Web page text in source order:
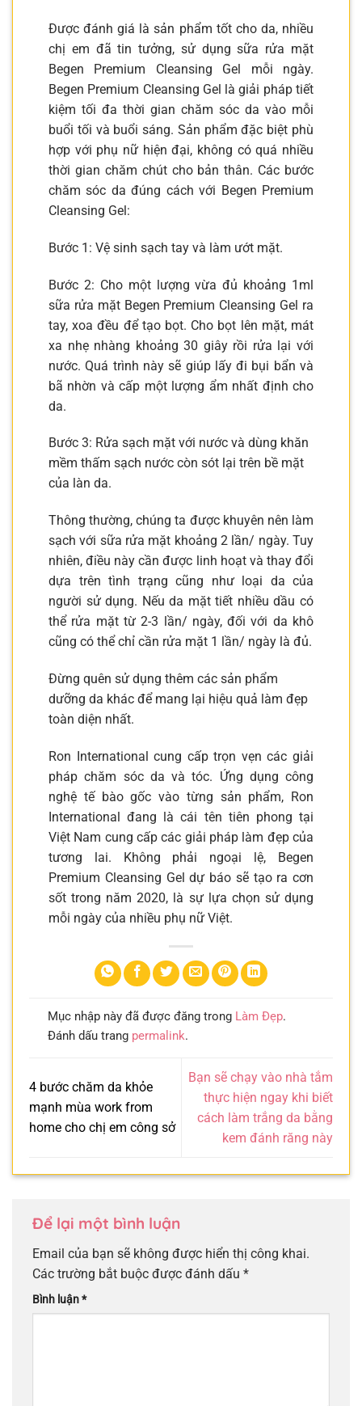
Được đánh giá là sản phẩm tốt cho da, nhiều
chị em đã tin tưởng, sử dụng sữa rửa mặt
Begen Premium Cleansing Gel mỗi ngày.
Begen Premium Cleansing Gel là giải pháp tiết
kiệm tối đa thời gian chăm sóc da vào mỗi
buổi tối và buổi sáng. Sản phẩm đặc biệt phù
hợp với phụ nữ hiện đại, không có quá nhiều
thời gian chăm chút cho bản thân. Các bước
chăm sóc da đúng cách với Begen Premium
Cleansing Gel:
Bước 1: Vệ sinh sạch tay và làm ướt mặt.
Bước 2: Cho một lượng vừa đủ khoảng 1ml
sữa rửa mặt Begen Premium Cleansing Gel ra
tay, xoa đều để tạo bọt. Cho bọt lên mặt, mát
xa nhẹ nhàng khoảng 30 giây rồi rửa lại với
nước. Quá trình này sẽ giúp lấy đi bụi bẩn và
bã nhờn và cấp một lượng ẩm nhất định cho
da.
Bước 3: Rửa sạch mặt với nước và dùng khăn
mềm thấm sạch nước còn sót lại trên bề mặt
của làn da.
Thông thường, chúng ta được khuyên nên làm
sạch với sữa rửa mặt khoảng 2 lần/ ngày. Tuy
nhiên, điều này cần được linh hoạt và thay đổi
dựa trên tình trạng cũng như loại da của
người sử dụng. Nếu da mặt tiết nhiều dầu có
thể rửa mặt từ 2-3 lần/ ngày, đối với da khô
cũng có thể chỉ cần rửa mặt 1 lần/ ngày là đủ.
Đừng quên sử dụng thêm các sản phẩm
dưỡng da khác để mang lại hiệu quả làm đẹp
toàn diện nhất.
Ron International cung cấp trọn vẹn các giải
pháp chăm sóc da và tóc. Ứng dụng công
nghệ tế bào gốc vào từng sản phẩm, Ron
International đang là cái tên tiên phong tại
Việt Nam cung cấp các giải pháp làm đẹp của
tương lai. Không phải ngoại lệ, Begen
Premium Cleansing Gel dự báo sẽ tạo ra cơn
sốt trong năm 2020, là sự lựa chọn sử dụng
mỗi ngày của nhiều phụ nữ Việt.
Mục nhập này đã được đăng trong Làm Đẹp.
Đánh dấu trang permalink.
4 bước chăm da khỏe
mạnh mùa work from
home cho chị em công sở
Bạn sẽ chạy vào nhà tắm
thực hiện ngay khi biết
cách làm trắng da bằng
kem đánh răng này
Để lại một bình luận
Email của bạn sẽ không được hiển thị công khai.
Các trường bắt buộc được đánh dấu *
Bình luận*